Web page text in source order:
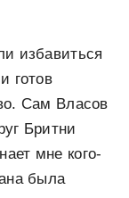
избавиться
готов
Сам Власов
Бритни
мне кого-
была